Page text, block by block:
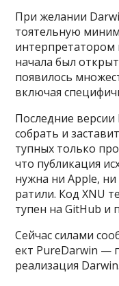
При желании
тоятель­ную
интер­пре­тато­ром
начала был
появи­лось
вклю­чая
Пос­ледние
соб­рать и
тупных толь­ко
что пуб­ликация
нуж­на ни Apple,
ратили. Код XNU
тупен на GitHub и
Сей­час силами
ект PureDarwin —
реали­зация Darwin.